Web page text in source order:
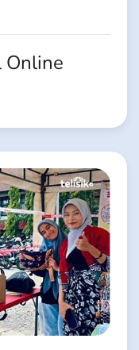
Online